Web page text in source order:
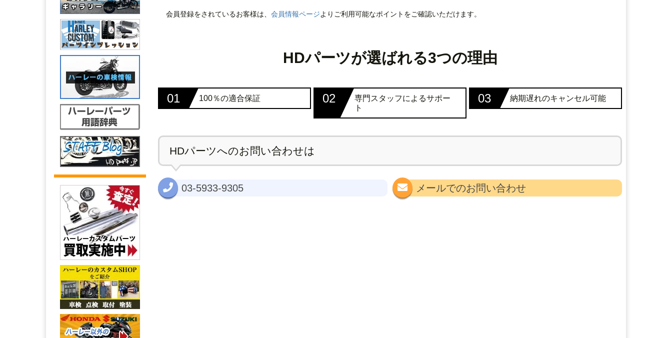
会員登録をされているお客様は、 会員情報ページよりご利用可能なポイントをご確認いただけます。
HDパーツが選ばれる3つの理由
01 100％の適合保証 02
専門スタッフによるサポー
ト
03 納期遅れのキャンセル可能
HDパーツへのお問い合わせは
03-5933-9305 メールでのお問い合わせ